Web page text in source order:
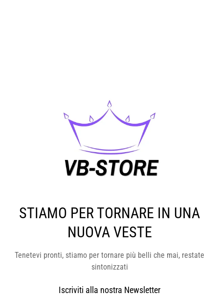
STIAMO PER TORNARE IN UNA
NUOVA VESTE
Tenetevi pronti, stiamo per tornare più belli che mai, restate
sintonizzati
Iscriviti alla nostra Newsletter